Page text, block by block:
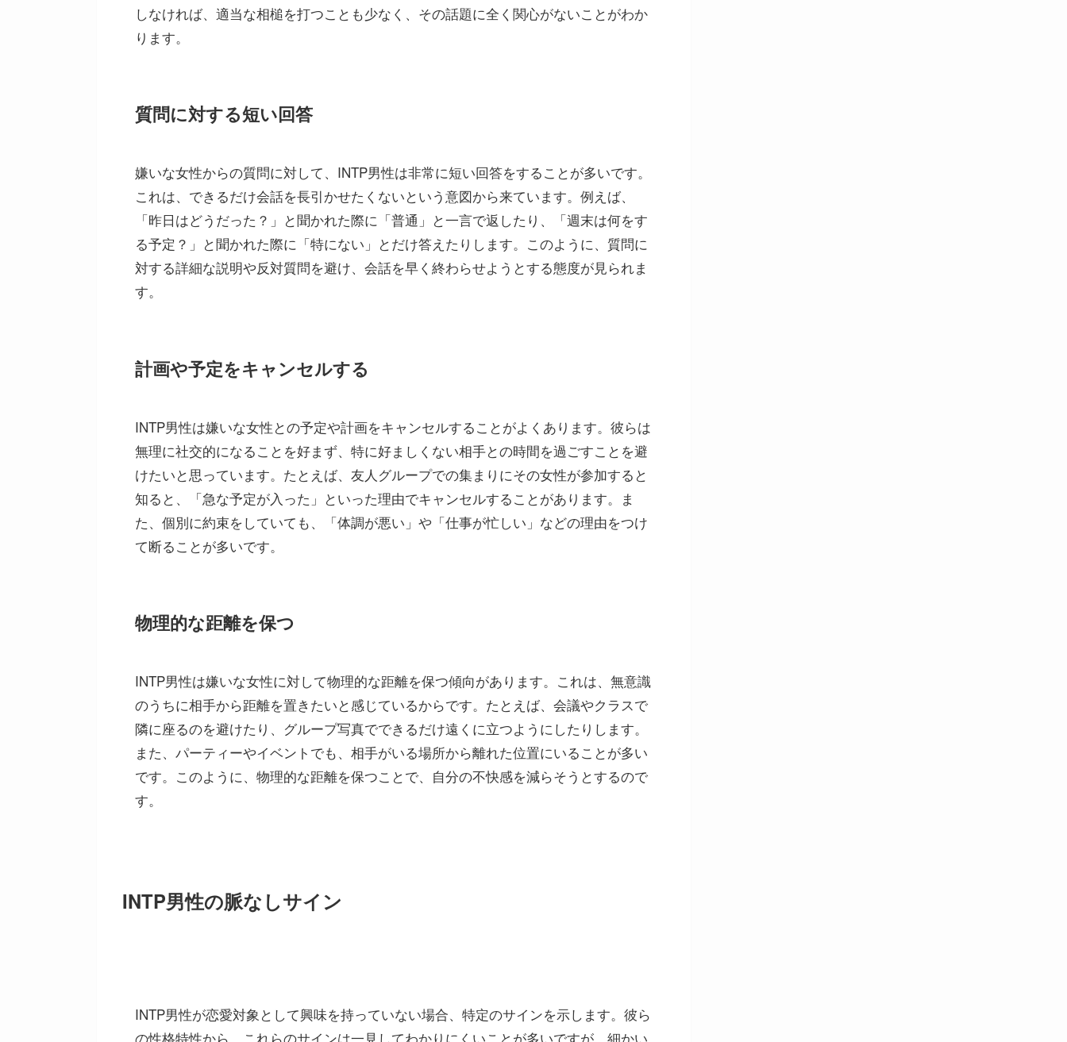
しなければ、適当な相槌を打つことも少なく、その話題に全く関心がないことがわか
ります。
質問に対する短い回答
嫌いな女性からの質問に対して、INTP男性は非常に短い回答をすることが多いです。
これは、できるだけ会話を長引かせたくないという意図から来ています。例えば、
「昨日はどうだった？」と聞かれた際に「普通」と一言で返したり、「週末は何をす
る予定？」と聞かれた際に「特にない」とだけ答えたりします。このように、質問に
対する詳細な説明や反対質問を避け、会話を早く終わらせようとする態度が見られま
す。
計画や予定をキャンセルする
INTP男性は嫌いな女性との予定や計画をキャンセルすることがよくあります。彼らは
無理に社交的になることを好まず、特に好ましくない相手との時間を過ごすことを避
けたいと思っています。たとえば、友人グループでの集まりにその女性が参加すると
知ると、「急な予定が入った」といった理由でキャンセルすることがあります。ま
た、個別に約束をしていても、「体調が悪い」や「仕事が忙しい」などの理由をつけ
て断ることが多いです。
物理的な距離を保つ
INTP男性は嫌いな女性に対して物理的な距離を保つ傾向があります。これは、無意識
のうちに相手から距離を置きたいと感じているからです。たとえば、会議やクラスで
隣に座るのを避けたり、グループ写真でできるだけ遠くに立つようにしたりします。
また、パーティーやイベントでも、相手がいる場所から離れた位置にいることが多い
です。このように、物理的な距離を保つことで、自分の不快感を減らそうとするので
す。
INTP男性の脈なしサイン
INTP男性が恋愛対象として興味を持っていない場合、特定のサインを示します。彼ら
の性格特性から、これらのサインは一見してわかりにくいことが多いですが、細かい